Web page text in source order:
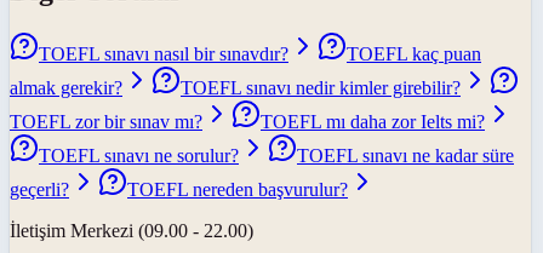
TOEFL sınavı nasıl bir sınavdır?
TOEFL kaç puan
almak gerekir?
TOEFL sınavı nedir kimler girebilir?
TOEFL zor bir sınav mı?
TOEFL mı daha zor Ielts mi?
TOEFL sınavı ne sorulur?
TOEFL sınavı ne kadar süre
geçerli?
TOEFL nereden başvurulur?
İletişim Merkezi (09.00 - 22.00)